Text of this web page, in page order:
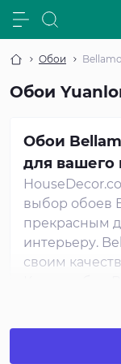
Обои
Обои
Обои
для вашего
выбор обоев
прекрасным
интерьеру.
своим
магазине –
атмосферы в